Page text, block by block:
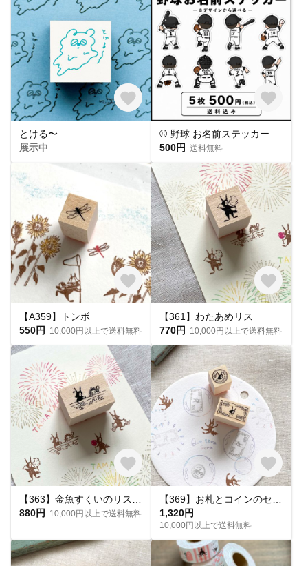
とける〜
展示中
500円 送料無料
【A359】トンボ
550円
10,000円以上で送料無料
【361】わたあめリス
770円
10,000円以上で送料無料
880円
10,000円以上で送料無料
1,320円
10,000円以上で送料無料